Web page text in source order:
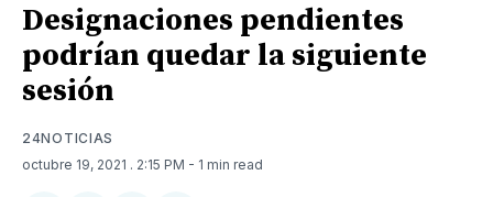
Designaciones pendientes
podrían quedar la siguiente
sesión
24NOTICIAS
octubre 19, 2021 . 2:15 PM - 1 min read